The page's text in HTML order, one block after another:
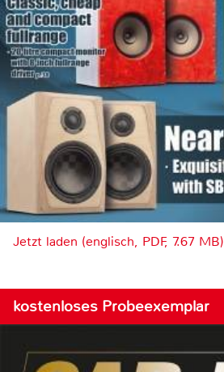
Jetzt laden (englisch, PDF, 7.67 MB)
kostenloses Probeexemplar